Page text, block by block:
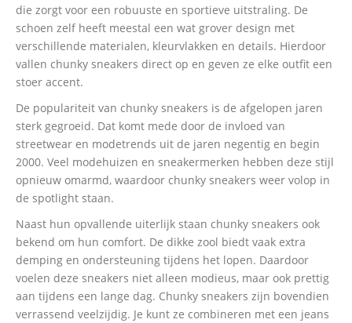
die zorgt voor een robuuste en sportieve uitstraling. De
schoen zelf heeft meestal een wat grover design met
verschillende materialen, kleurvlakken en details. Hierdoor
vallen chunky sneakers direct op en geven ze elke outfit een
stoer accent.
De populariteit van chunky sneakers is de afgelopen jaren
sterk gegroeid. Dat komt mede door de invloed van
streetwear en modetrends uit de jaren negentig en begin
2000. Veel modehuizen en sneakermerken hebben deze stijl
opnieuw omarmd, waardoor chunky sneakers weer volop in
de spotlight staan.
Naast hun opvallende uiterlijk staan chunky sneakers ook
bekend om hun comfort. De dikke zool biedt vaak extra
demping en ondersteuning tijdens het lopen. Daardoor
voelen deze sneakers niet alleen modieus, maar ook prettig
aan tijdens een lange dag. Chunky sneakers zijn bovendien
verrassend veelzijdig. Je kunt ze combineren met een jeans